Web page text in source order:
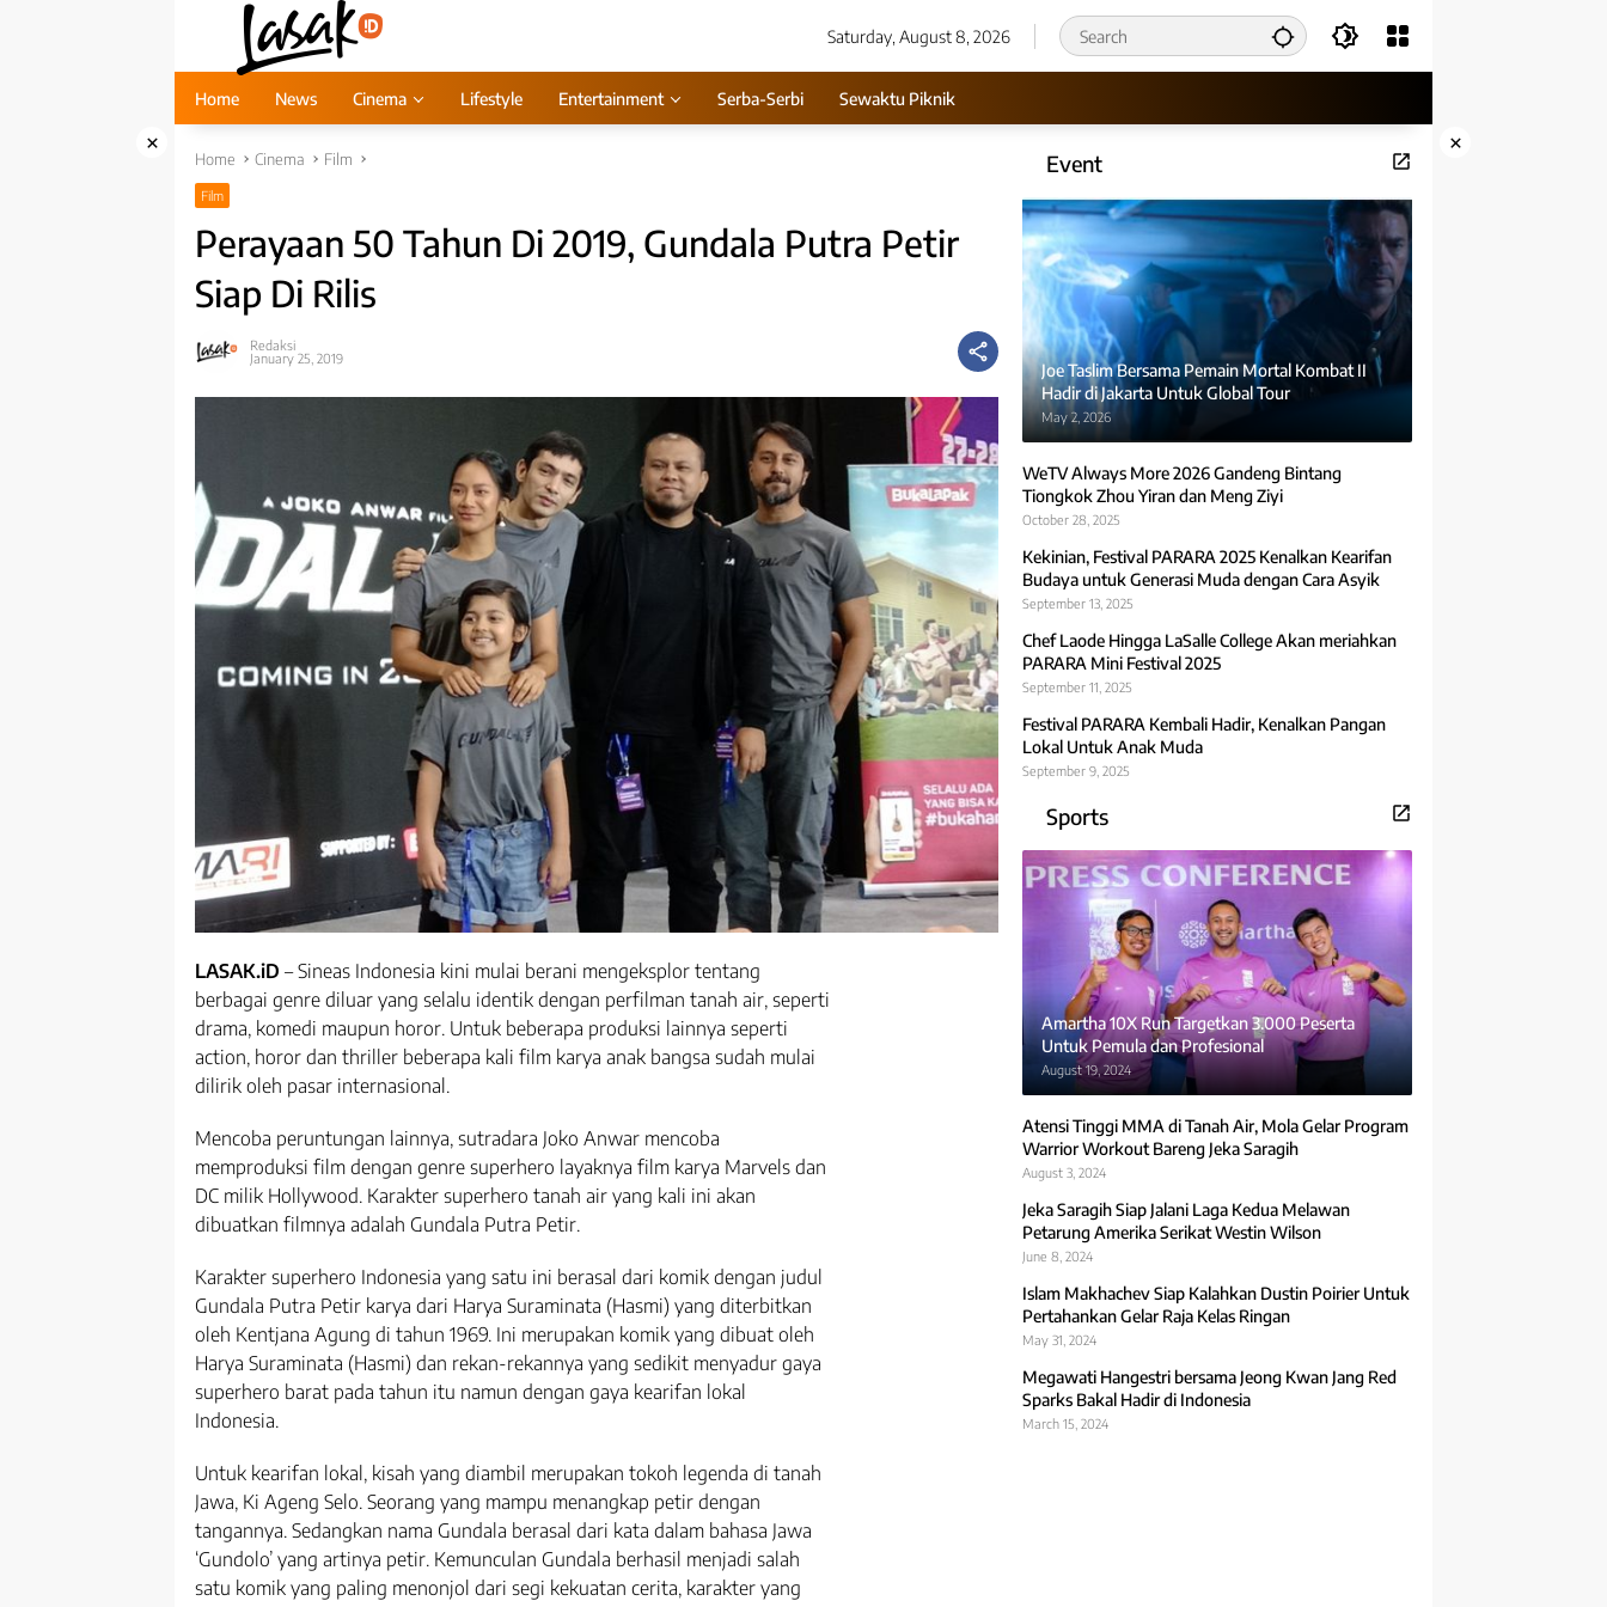
Saturday, August 8, 2026
Home News Cinema Lifestyle Entertainment Serba-Serbi Sewaktu Piknik
× ×
Home Cinema Film
Film
Perayaan 50 Tahun Di 2019, Gundala Putra Petir
Siap Di Rilis
Redaksi
January 25, 2019
LASAK.iD – Sineas Indonesia kini mulai berani mengeksplor tentang
berbagai genre diluar yang selalu identik dengan perfilman tanah air, seperti
drama, komedi maupun horor. Untuk beberapa produksi lainnya seperti
action, horor dan thriller beberapa kali film karya anak bangsa sudah mulai
dilirik oleh pasar internasional.
Mencoba peruntungan lainnya, sutradara Joko Anwar mencoba
memproduksi film dengan genre superhero layaknya film karya Marvels dan
DC milik Hollywood. Karakter superhero tanah air yang kali ini akan
dibuatkan filmnya adalah Gundala Putra Petir.
Karakter superhero Indonesia yang satu ini berasal dari komik dengan judul
Gundala Putra Petir karya dari Harya Suraminata (Hasmi) yang diterbitkan
oleh Kentjana Agung di tahun 1969. Ini merupakan komik yang dibuat oleh
Harya Suraminata (Hasmi) dan rekan-rekannya yang sedikit menyadur gaya
superhero barat pada tahun itu namun dengan gaya kearifan lokal
Indonesia.
Untuk kearifan lokal, kisah yang diambil merupakan tokoh legenda di tanah
Jawa, Ki Ageng Selo. Seorang yang mampu menangkap petir dengan
tangannya. Sedangkan nama Gundala berasal dari kata dalam bahasa Jawa
‘Gundolo’ yang artinya petir. Kemunculan Gundala berhasil menjadi salah
satu komik yang paling menonjol dari segi kekuatan cerita, karakter yang
Event
Joe Taslim Bersama Pemain Mortal Kombat II
Hadir di Jakarta Untuk Global Tour
May 2, 2026
WeTV Always More 2026 Gandeng Bintang
Tiongkok Zhou Yiran dan Meng Ziyi
October 28, 2025
Kekinian, Festival PARARA 2025 Kenalkan Kearifan
Budaya untuk Generasi Muda dengan Cara Asyik
September 13, 2025
Chef Laode Hingga LaSalle College Akan meriahkan
PARARA Mini Festival 2025
September 11, 2025
Festival PARARA Kembali Hadir, Kenalkan Pangan
Lokal Untuk Anak Muda
September 9, 2025
Sports
Amartha 10X Run Targetkan 3.000 Peserta
Untuk Pemula dan Profesional
August 19, 2024
Atensi Tinggi MMA di Tanah Air, Mola Gelar Program
Warrior Workout Bareng Jeka Saragih
August 3, 2024
Jeka Saragih Siap Jalani Laga Kedua Melawan
Petarung Amerika Serikat Westin Wilson
June 8, 2024
Islam Makhachev Siap Kalahkan Dustin Poirier Untuk
Pertahankan Gelar Raja Kelas Ringan
May 31, 2024
Megawati Hangestri bersama Jeong Kwan Jang Red
Sparks Bakal Hadir di Indonesia
March 15, 2024